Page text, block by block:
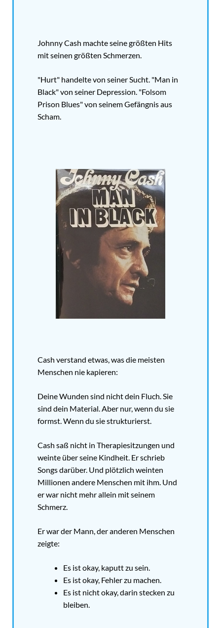
Johnny Cash machte seine größten Hits
mit seinen größten Schmerzen.
"Hurt" handelte von seiner Sucht. "Man in
Black" von seiner Depression. "Folsom
Prison Blues" von seinem Gefängnis aus
Scham.
Cash verstand etwas, was die meisten
Menschen nie kapieren:
Deine Wunden sind nicht dein Fluch. Sie
sind dein Material. Aber nur, wenn du sie
formst. Wenn du sie strukturierst.
Cash saß nicht in Therapiesitzungen und
weinte über seine Kindheit. Er schrieb
Songs darüber. Und plötzlich weinten
Millionen andere Menschen mit ihm. Und
er war nicht mehr allein mit seinem
Schmerz.
Er war der Mann, der anderen Menschen
zeigte:
Es ist okay, kaputt zu sein.
Es ist okay, Fehler zu machen.
Es ist nicht okay, darin stecken zu
bleiben.